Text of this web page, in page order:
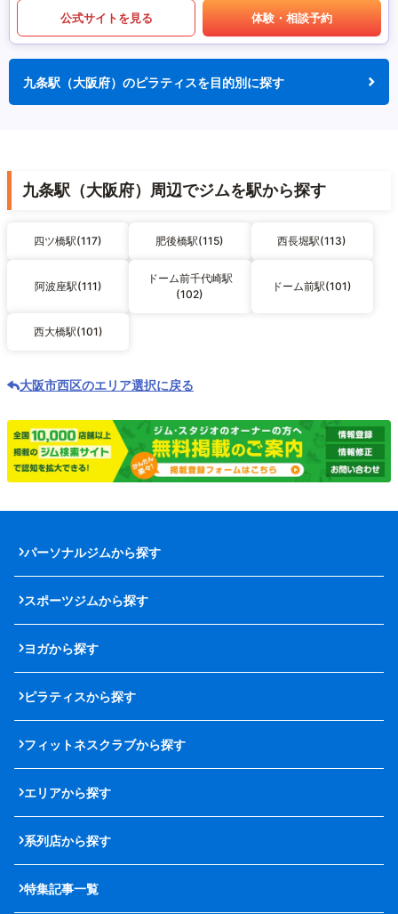
公式サイトを見る 体験・相談予約
九条駅（大阪府）のピラティスを目的別に探す
九条駅（大阪府）周辺でジムを駅から探す
四ツ橋駅(117) 肥後橋駅(115) 西長堀駅(113)
阿波座駅(111)
ドーム前千代崎駅
(102)
ドーム前駅(101)
西大橋駅(101)
大阪市西区のエリア選択に戻る
パーソナルジムから探す
スポーツジムから探す
ヨガから探す
ピラティスから探す
フィットネスクラブから探す
エリアから探す
系列店から探す
特集記事一覧